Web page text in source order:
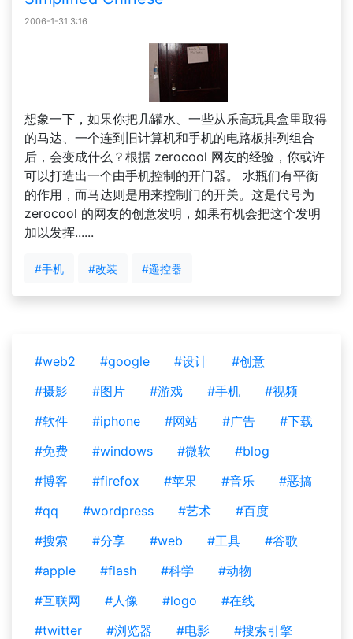
2006-1-31 3:16
想象一下，如果你把几罐水、一些从乐高玩具盒里取得
的马达、一个连到旧计算机和手机的电路板排列组合
后，会变成什么？根据 zerocool 网友的经验，你或许
可以打造出一个由手机控制的开门器。 水瓶们有平衡
的作用，而马达则是用来控制门的开关。这是代号为
zerocool 的网友的创意发明，如果有机会把这个发明
加以发挥......
#手机 #改装 #遥控器
#web2 #google #设计
#创意
#摄影
#图片 #游戏 #手机
#视频
#软件
#iphone #网站 #广告
#下载
#免费
#windows #微软
#blog
#博客
#firefox #苹果 #音乐
#恶搞
#qq
#wordpress #艺术
#百度
#搜索
#分享 #web #工具
#谷歌
#apple
#flash #科学
#动物
#互联网
#人像 #logo
#在线
#twitter
#浏览器 #电影
#搜索引擎